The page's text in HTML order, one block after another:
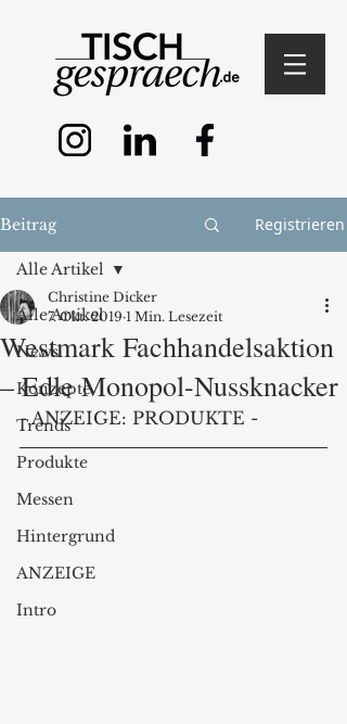
Beitrag Registrieren
Alle Artikel
News
Konzepte
Trends
Produkte
Messen
Hintergrund
ANZEIGE
Intro
Alle Artikel
Westmark Fachhandelsaktion
– Edle Monopol-Nussknacker
Christine Dicker
7. Okt. 2019 1 Min. Lesezeit
- ANZEIGE: PRODUKTE -